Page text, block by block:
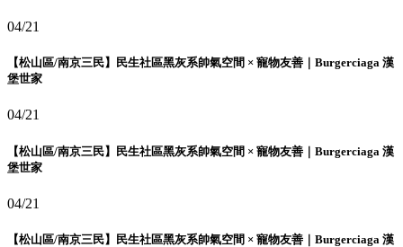
04/21
【松山區/南京三民】民生社區黑灰系帥氣空間 × 寵物友善｜Burgerciaga 漢
堡世家
04/21
【松山區/南京三民】民生社區黑灰系帥氣空間 × 寵物友善｜Burgerciaga 漢
堡世家
04/21
【松山區/南京三民】民生社區黑灰系帥氣空間 × 寵物友善｜Burgerciaga 漢